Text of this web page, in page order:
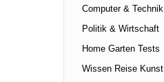
Computer & Technik
Politik & Wirtschaft
Home Garten Tests
Wissen Reise Kunst